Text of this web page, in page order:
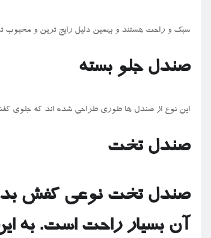
سبک و راحت هستند و بهمین دلیل رایج ترین و محبوب
صندل جلو بسته
این نوع از صندل ها طوری طراحی شده اند که جلوی
صندل تخت
صندل تخت نوعی کفش
آن بسیار راحت است. به